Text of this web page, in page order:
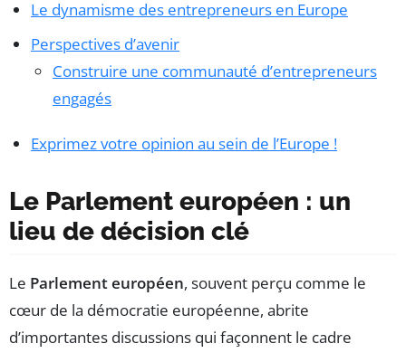
Le dynamisme des entrepreneurs en Europe
Perspectives d’avenir
Construire une communauté d’entrepreneurs
engagés
Exprimez votre opinion au sein de l’Europe !
Le Parlement européen : un
lieu de décision clé
Le Parlement européen, souvent perçu comme le
cœur de la démocratie européenne, abrite
d’importantes discussions qui façonnent le cadre